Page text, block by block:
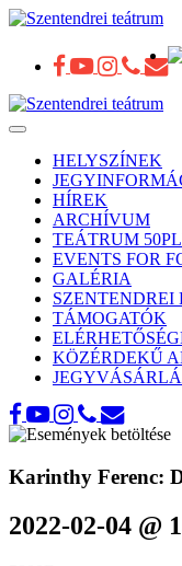
Toggle
navigationHELYSZÍNEK
HÍREK
ARCHÍVUM
TEÁTRUM
EVENTS FOR
GALÉRIA
TÁMOGATÓK
KÖZÉRDEKŰ
Karinthy Ferenc:
2022-02-04 @